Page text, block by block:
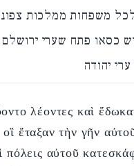
משפחות ממלכות
כסאו פתח שערי
יהודה
λέοντες καὶ
ἔταξαν τὴν γῆν
πόλεις αὐτοῦ